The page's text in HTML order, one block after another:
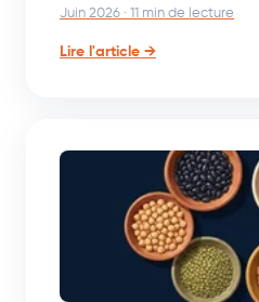
Juin 2026 · 11 min de lecture
Lire l'article →